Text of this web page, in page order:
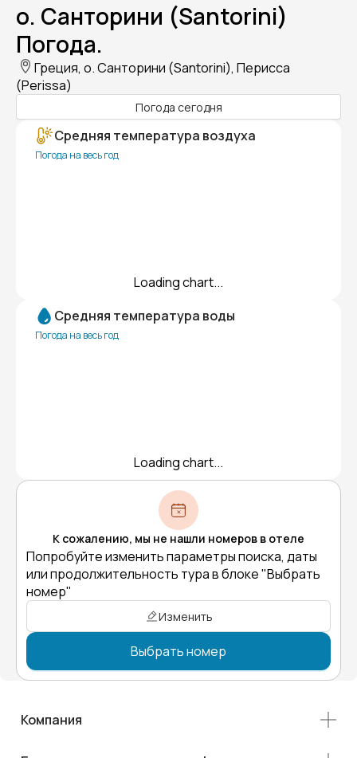
о. Санторини (Santorini)
Погода.
Греция, о. Санторини (Santorini), Перисса
(Perissa)
Погода сегодня
Средняя температура воздуха
Погода на весь год
Loading chart...
Средняя температура воды
Погода на весь год
Loading chart...
К сожалению, мы не нашли номеров в отеле
Попробуйте изменить параметры поиска, даты
или продолжительность тура в блоке "Выбрать
номер"
Изменить
Выбрать номер
Компания